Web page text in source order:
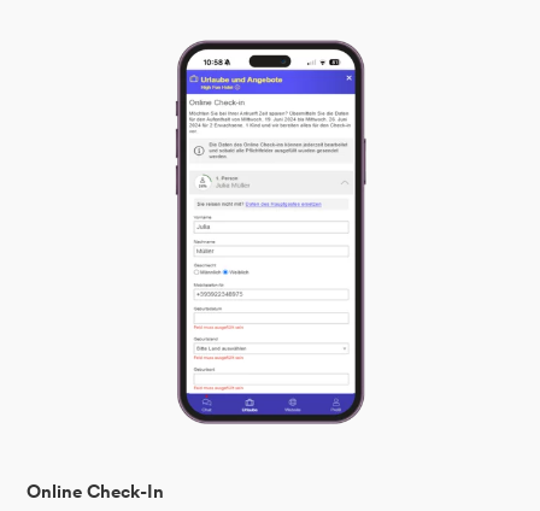
Online Check-In